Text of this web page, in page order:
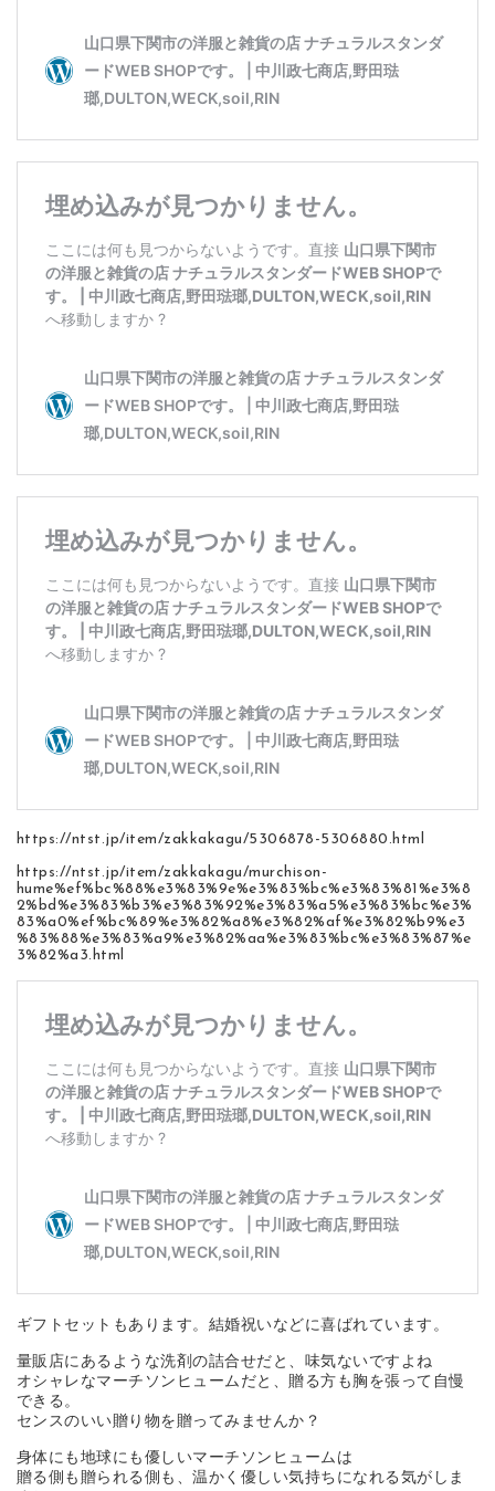
https://ntst.jp/item/zakkakagu/5306878-5306880.html
https://ntst.jp/item/zakkakagu/murchison-
hume%ef%bc%88%e3%83%9e%e3%83%bc%e3%83%81%e3%8
2%bd%e3%83%b3%e3%83%92%e3%83%a5%e3%83%bc%e3%
83%a0%ef%bc%89%e3%82%a8%e3%82%af%e3%82%b9%e3
%83%88%e3%83%a9%e3%82%aa%e3%83%bc%e3%83%87%e
3%82%a3.html
ギフトセットもあります。結婚祝いなどに喜ばれています。
量販店にあるような洗剤の詰合せだと、味気ないですよね
オシャレなマーチソンヒュームだと、贈る方も胸を張って自慢
できる。
センスのいい贈り物を贈ってみませんか？
身体にも地球にも優しいマーチソンヒュームは
贈る側も贈られる側も、温かく優しい気持ちになれる気がしま